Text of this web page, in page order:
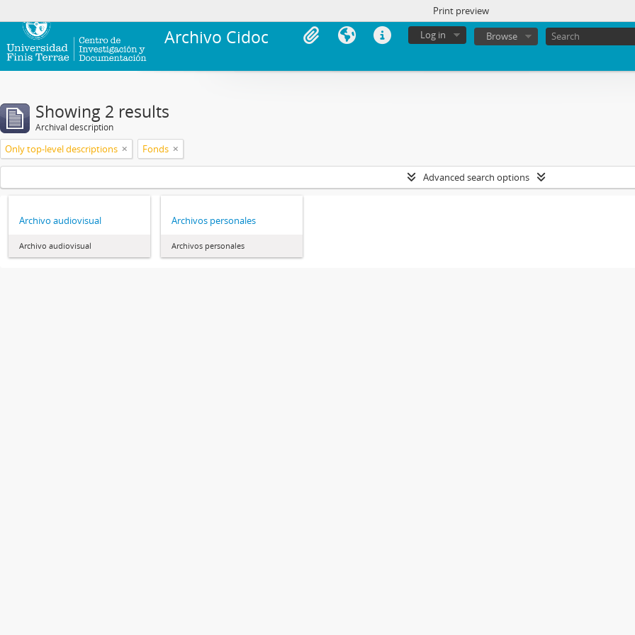
Archivo Cidoc Log in Browse
Print preview
Showing 2 results
Archival description
Only top-level descriptions Fonds
Advanced search options
Archivo audiovisual
Archivo audiovisual
Archivos personales
Archivos personales